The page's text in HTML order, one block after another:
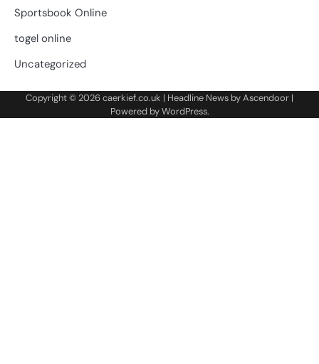
Sportsbook Online
togel online
Uncategorized
Copyright © 2026caerkief.co.uk | Headline News byAscendoor |
Powered byWordPress.